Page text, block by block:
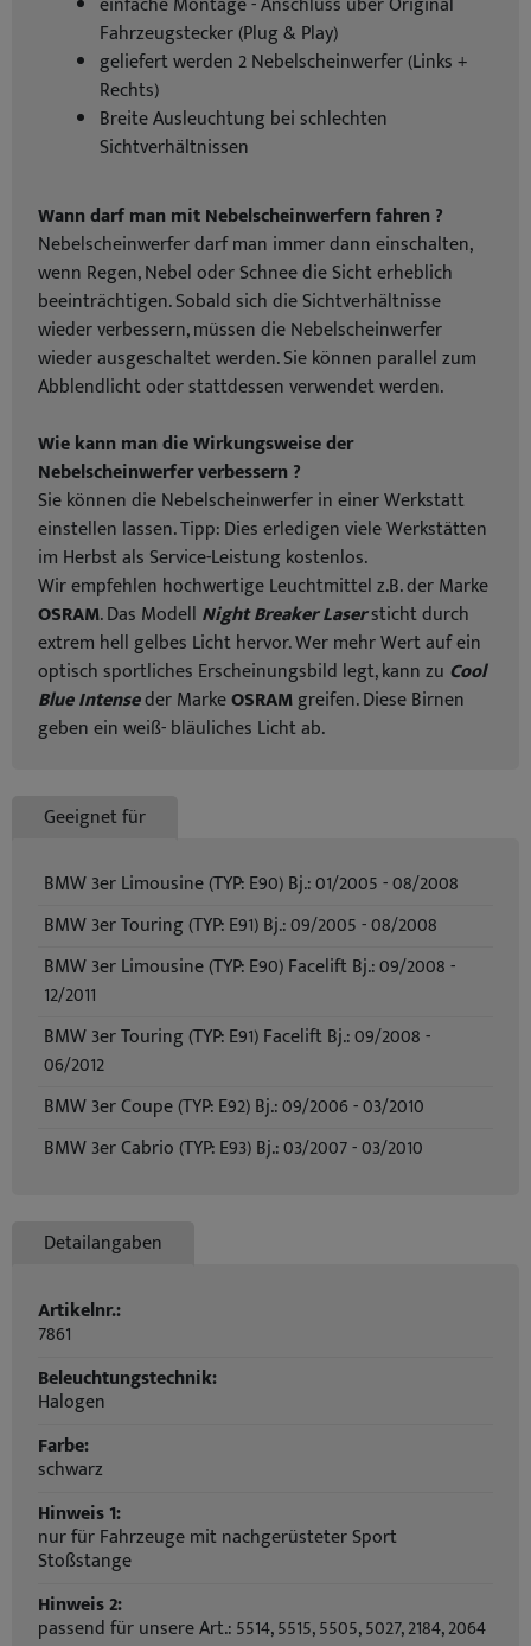
Fahrzeugstecker (Plug & Play)
geliefert werden 2 Nebelscheinwerfer (Links +
Rechts)
Breite Ausleuchtung bei schlechten
Sichtverhältnissen
Wann darf man mit Nebelscheinwerfern fahren ?
Nebelscheinwerfer darf man immer dann einschalten,
wenn Regen, Nebel oder Schnee die Sicht erheblich
beeinträchtigen. Sobald sich die Sichtverhältnisse
wieder verbessern, müssen die Nebelscheinwerfer
wieder ausgeschaltet werden. Sie können parallel zum
Abblendlicht oder stattdessen verwendet werden.
Wie kann man die Wirkungsweise der
Nebelscheinwerfer verbessern ?
Sie können die Nebelscheinwerfer in einer Werkstatt
einstellen lassen. Tipp: Dies erledigen viele Werkstätten
im Herbst als Service-Leistung kostenlos.
Wir empfehlen hochwertige Leuchtmittel z.B. der Marke
OSRAM. Das Modell Night Breaker Lasersticht durch
extrem hell gelbes Licht hervor. Wer mehr Wert auf ein
optisch sportliches Erscheinungsbild legt, kann zu Cool
Blue Intenseder MarkeOSRAMgreifen. Diese Birnen
geben ein weiß- bläuliches Licht ab.
Geeignet für
BMW 3er Limousine (TYP: E90) Bj.: 01/2005 - 08/2008
BMW 3er Touring (TYP: E91) Bj.: 09/2005 - 08/2008
BMW 3er Limousine (TYP: E90) Facelift Bj.: 09/2008 -
12/2011
BMW 3er Touring (TYP: E91) Facelift Bj.: 09/2008 -
06/2012
BMW 3er Coupe (TYP: E92) Bj.: 09/2006 - 03/2010
BMW 3er Cabrio (TYP: E93) Bj.: 03/2007 - 03/2010
Detailangaben
Artikelnr.:
7861
Beleuchtungstechnik:
Halogen
Farbe:
schwarz
Hinweis 1:
nur für Fahrzeuge mit nachgerüsteter Sport
Stoßstange
Hinweis 2:
passend für unsere Art.: 5514, 5515, 5505, 5027, 2184, 2064